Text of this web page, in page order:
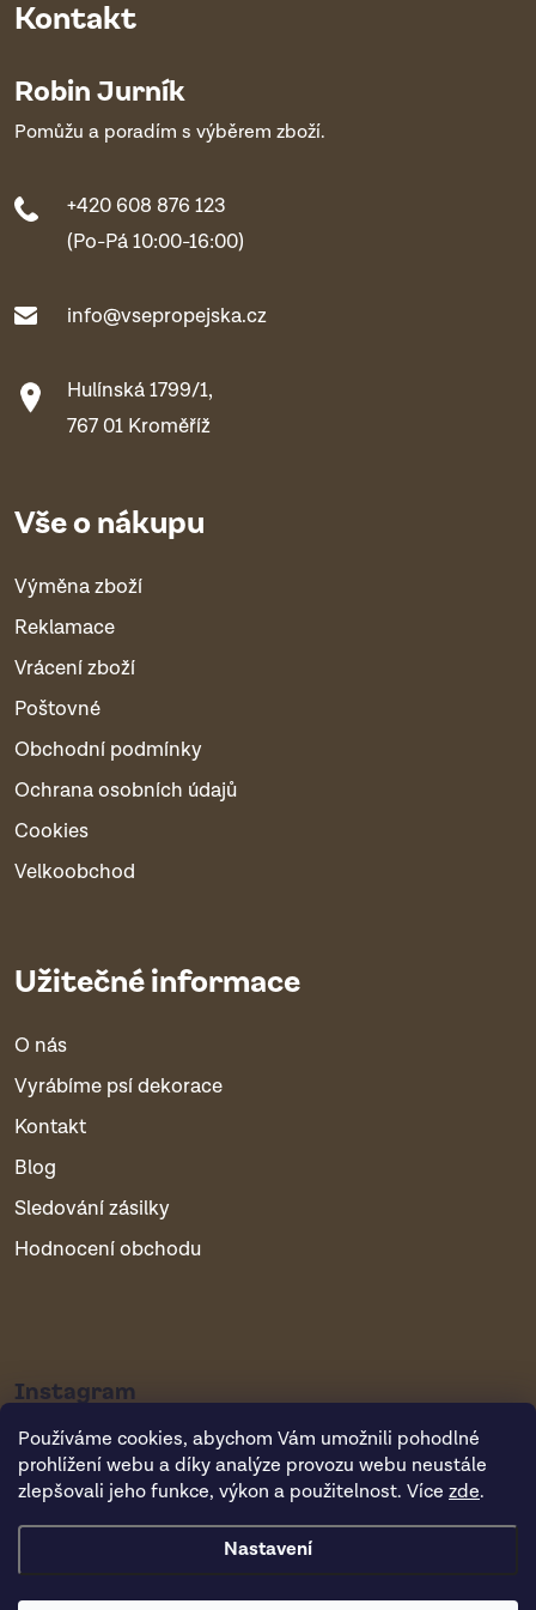
Používáme cookies, abychom Vám umožnili pohodlné
prohlížení webu a díky analýze provozu webu neustále
zlepšovali jeho funkce, výkon a použitelnost. Více zde.
Nastavení
Kontakt
Robin Jurník
Pomůžu a poradím s výběrem zboží.
+420 608 876 123
(Po-Pá 10:00-16:00)
info@vsepropejska.cz
Hulínská 1799/1,
767 01 Kroměříž
Vše o nákupu
Výměna zboží
Reklamace
Vrácení zboží
Poštovné
Obchodní podmínky
Ochrana osobních údajů
Cookies
Velkoobchod
Užitečné informace
O nás
Vyrábíme psí dekorace
Kontakt
Blog
Sledování zásilky
Hodnocení obchodu
Instagram
Copyright 2026Vsepropejska.cz. Všechna práva vyhrazena.